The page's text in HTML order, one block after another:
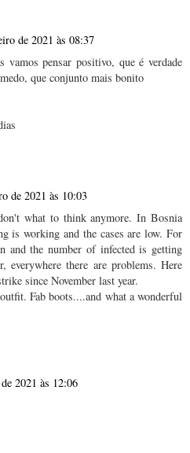
de 2021 às 08:37
vamos pensar positivo, que é verdade
que conjunto mais bonito
de 2021 às 10:03
what to think anymore. In Bosnia
is working and the cases are low. For
and the number of infected is getting
everywhere there are problems. Here
since November last year.
Fab boots....and what a wonderful
2021 às 12:06